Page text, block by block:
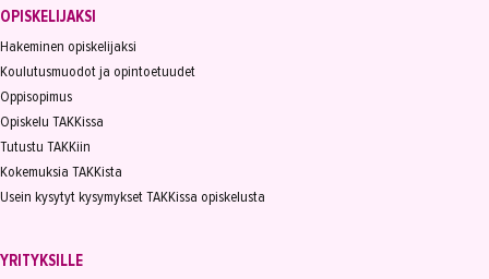
OPISKELIJAKSI
Hakeminen opiskelijaksi
Koulutusmuodot ja opintoetuudet
Oppisopimus
Opiskelu TAKKissa
Tutustu TAKKiin
Kokemuksia TAKKista
Usein kysytyt kysymykset TAKKissa opiskelusta
YRITYKSILLE